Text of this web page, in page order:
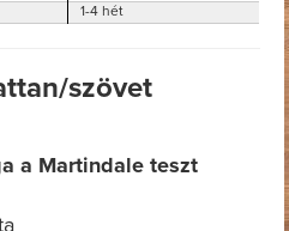
1-4 hét
szövet
a Martindale teszt